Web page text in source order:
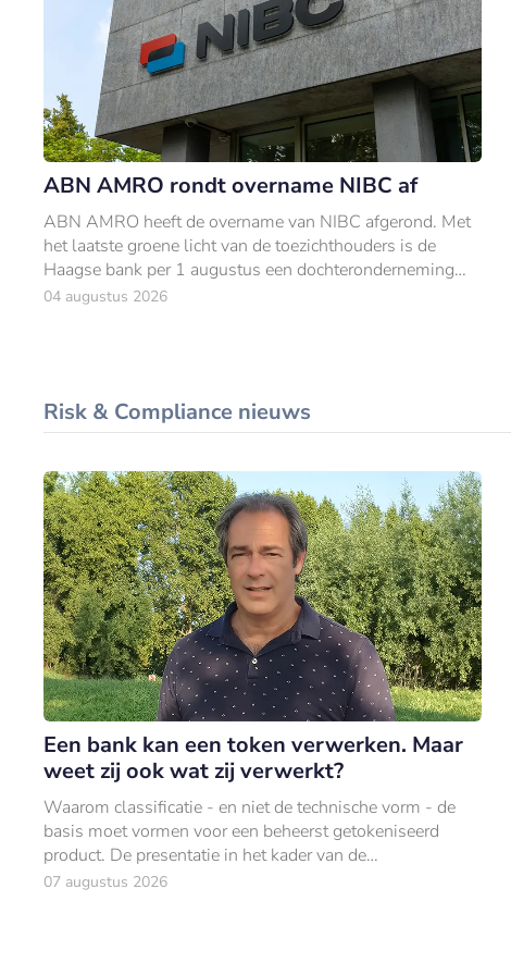
ABN AMRO rondt overname NIBC af
ABN AMRO heeft de overname van NIBC afgerond. Met
het laatste groene licht van de toezichthouders is de
Haagse bank per 1 augustus een dochteronderneming
van ABN AMRO.
04 augustus 2026
Risk & Compliance nieuws
Een bank kan een token verwerken. Maar
weet zij ook wat zij verwerkt?
Waarom classificatie - en niet de technische vorm - de
basis moet vormen voor een beheerst getokeniseerd
product. De presentatie in het kader van de
productgoedkeuring ziet er overtuigend uit.
07 augustus 2026